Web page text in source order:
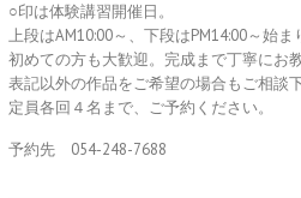
○印は体験講習開催日。
上段はAM10:00～、下段はPM14:00～始
初めての方も大歓迎。完成まで丁寧にお
表記以外の作品をご希望の場合もご相談下
定員各回４名まで、ご予約ください。
予約先 054-248-7688